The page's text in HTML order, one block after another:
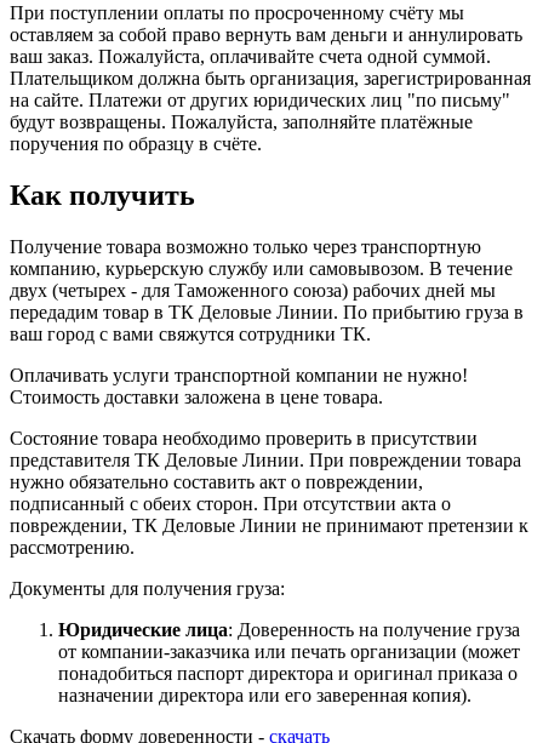
При поступлении оплаты по просроченному счёту мы
оставляем за собой право вернуть вам деньги и аннулировать
ваш заказ. Пожалуйста, оплачивайте счета одной суммой.
Плательщиком должна быть организация, зарегистрированная
на сайте. Платежи от других юридических лиц "по письму"
будут возвращены. Пожалуйста, заполняйте платёжные
поручения по образцу в счёте.
Как получить
Получение товара возможно только через транспортную
компанию, курьерскую службу или самовывозом. В течение
двух (четырех - для Таможенного союза) рабочих дней мы
передадим товар в ТК Деловые Линии. По прибытию груза в
ваш город с вами свяжутся сотрудники ТК.
Оплачивать услуги транспортной компании не нужно!
Стоимость доставки заложена в цене товара.
Состояние товара необходимо проверить в присутствии
представителя ТК Деловые Линии. При повреждении товара
нужно обязательно составить акт о повреждении,
подписанный с обеих сторон. При отсутствии акта о
повреждении, ТК Деловые Линии не принимают претензии к
рассмотрению.
Документы для получения груза:
Юридические лица: Доверенность на получение груза
от компании-заказчика или печать организации (может
понадобиться паспорт директора и оригинал приказа о
назначении директора или его заверенная копия).
Скачать форму доверенности - скачать